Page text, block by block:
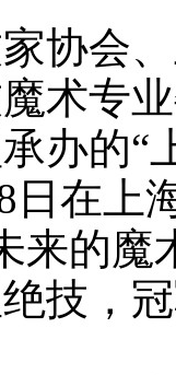
会、
术专
办的“
日在上
来的魔
技，